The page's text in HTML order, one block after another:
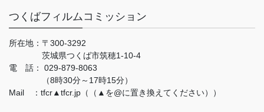
つくばフィルムコミッション
所在地： 〒300-3292
茨城県つくば市筑穂1-10-4
電 話： 029-879-8063
（8時30分～17時15分）
Mail ：tfcr▲tfcr.jp（（▲を@に置き換えてください））